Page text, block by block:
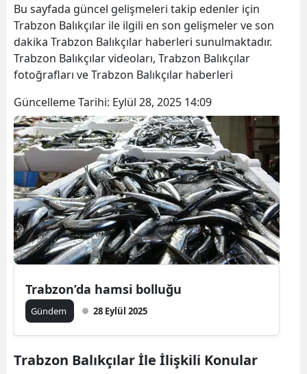
Antalya
Artvin
Bilecik
Bingöl
Bitlis
Bolu
Burdur
Bursa
Bu sayfada güncel gelişmeleri takip edenler için
Trabzon Balıkçılar ile ilgili en son gelişmeler ve son
dakika Trabzon Balıkçılar haberleri sunulmaktadır.
Trabzon Balıkçılar videoları, Trabzon Balıkçılar
fotoğrafları ve Trabzon Balıkçılar haberleri
Güncelleme Tarihi: Eylül 28, 2025 14:09
Trabzon’da hamsi bolluğu
Gündem 28 Eylül 2025
Trabzon Balıkçılar İle İlişkili Konular